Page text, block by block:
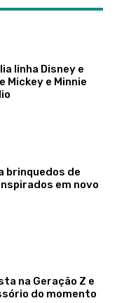
linha Disney e
Mickey e Minnie
brinquedos de
em novo
na Geração Z e
do momento